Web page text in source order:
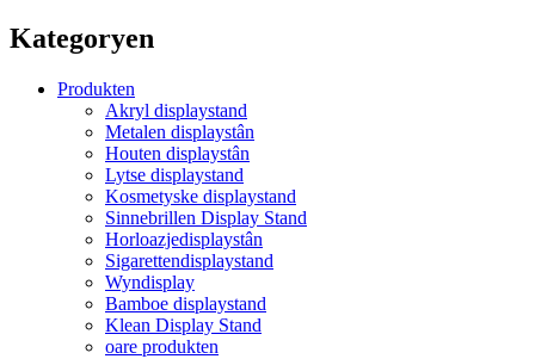
Kategoryen
Produkten
Akryl displaystand
Metalen displaystân
Houten displaystân
Lytse displaystand
Kosmetyske displaystand
Sinnebrillen Display Stand
Horloazjedisplaystân
Sigarettendisplaystand
Wyndisplay
Bamboe displaystand
Klean Display Stand
oare produkten